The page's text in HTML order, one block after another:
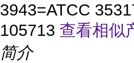
3943=ATCC
105713 查看相似
简介